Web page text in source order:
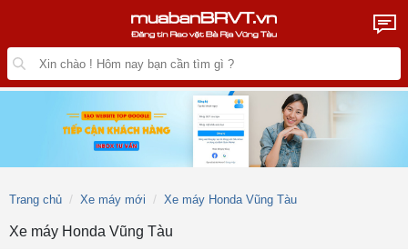
Trang chủ Xe máy mới Xe máy Honda Vũng Tàu
Xe máy Honda Vũng Tàu